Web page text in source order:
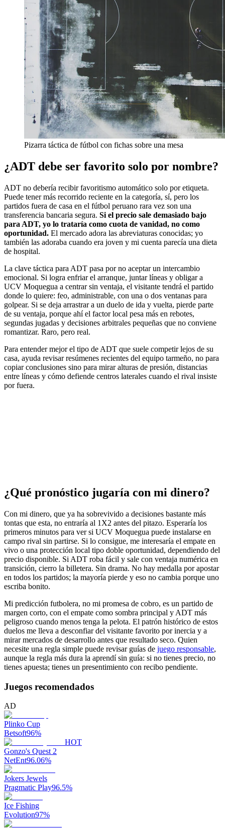
Pizarra táctica de fútbol con fichas sobre una mesa
¿ADT debe ser favorito solo por nombre?
ADT no debería recibir favoritismo automático solo por etiqueta.
Puede tener más recorrido reciente en la categoría, sí, pero los
partidos fuera de casa en el fútbol peruano rara vez son una
transferencia bancaria segura. Si el precio sale demasiado bajo
para ADT, yo lo trataría como cuota de vanidad, no como
oportunidad. El mercado adora las abreviaturas conocidas; yo
también las adoraba cuando era joven y mi cuenta parecía una dieta
de hospital.
La clave táctica para ADT pasa por no aceptar un intercambio
emocional. Si logra enfriar el arranque, juntar líneas y obligar a
UCV Moquegua a centrar sin ventaja, el visitante tendrá el partido
donde lo quiere: feo, administrable, con una o dos ventanas para
golpear. Si se deja arrastrar a un duelo de ida y vuelta, pierde parte
de su ventaja, porque ahí el factor local pesa más en rebotes,
segundas jugadas y decisiones arbitrales pequeñas que no conviene
romantizar. Raro, pero real.
Para entender mejor el tipo de ADT que suele competir lejos de su
casa, ayuda revisar resúmenes recientes del equipo tarmeño, no para
copiar conclusiones sino para mirar alturas de presión, distancias
entre líneas y cómo defiende centros laterales cuando el rival insiste
por fuera.
¿Qué pronóstico jugaría con mi dinero?
Con mi dinero, que ya ha sobrevivido a decisiones bastante más
tontas que esta, no entraría al 1X2 antes del pitazo. Esperaría los
primeros minutos para ver si UCV Moquegua puede instalarse en
campo rival sin partirse. Si lo consigue, me interesaría el empate en
vivo o una protección local tipo doble oportunidad, dependiendo del
precio disponible. Si ADT roba fácil y sale con ventaja numérica en
transición, cierro la billetera. Sin drama. No hay medalla por apostar
en todos los partidos; la mayoría pierde y eso no cambia porque uno
escriba bonito.
Mi predicción futbolera, no mi promesa de cobro, es un partido de
margen corto, con el empate como sombra principal y ADT más
peligroso cuando menos tenga la pelota. El patrón histórico de estos
duelos me lleva a desconfiar del visitante favorito por inercia y a
mirar mercados de desarrollo antes que resultado seco. Quien
necesite una regla simple puede revisar guías de juego responsable,
aunque la regla más dura la aprendí sin guía: si no tienes precio, no
tienes apuesta; tienes un presentimiento con recibo pendiente.
Juegos recomendados
AD
Plinko Cup
Betsoft96%
HOT
Gonzo's Quest 2
NetEnt96.06%
Jokers Jewels
Pragmatic Play96.5%
Ice Fishing
Evolution97%